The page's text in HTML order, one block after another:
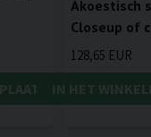
Akoestisch
Closeup of
128,65 EUR
IN HET